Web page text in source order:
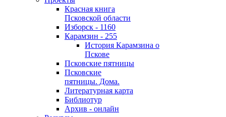
Красная книга
Псковской области
Изборск - 1160
Карамзин - 255
История Карамзина о
Пскове
Псковские пятницы
Псковские
пятницы. Дома.
Литературная карта
Библиотур
Архив - онлайн